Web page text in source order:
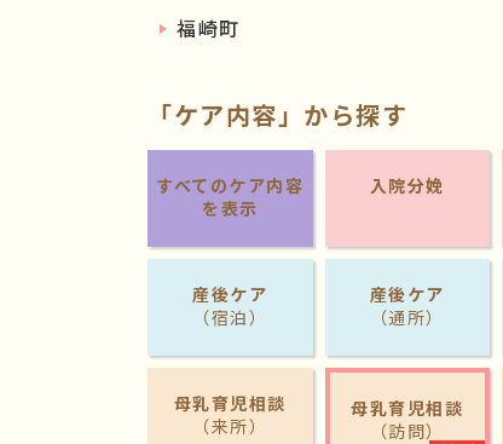
福崎町
「ケア内容」から探す
すべてのケア内容
を表示
入院分娩
産後ケア
（宿泊）
産後ケア
（通所）
母乳育児相談
（来所）
母乳育児相談
（訪問）